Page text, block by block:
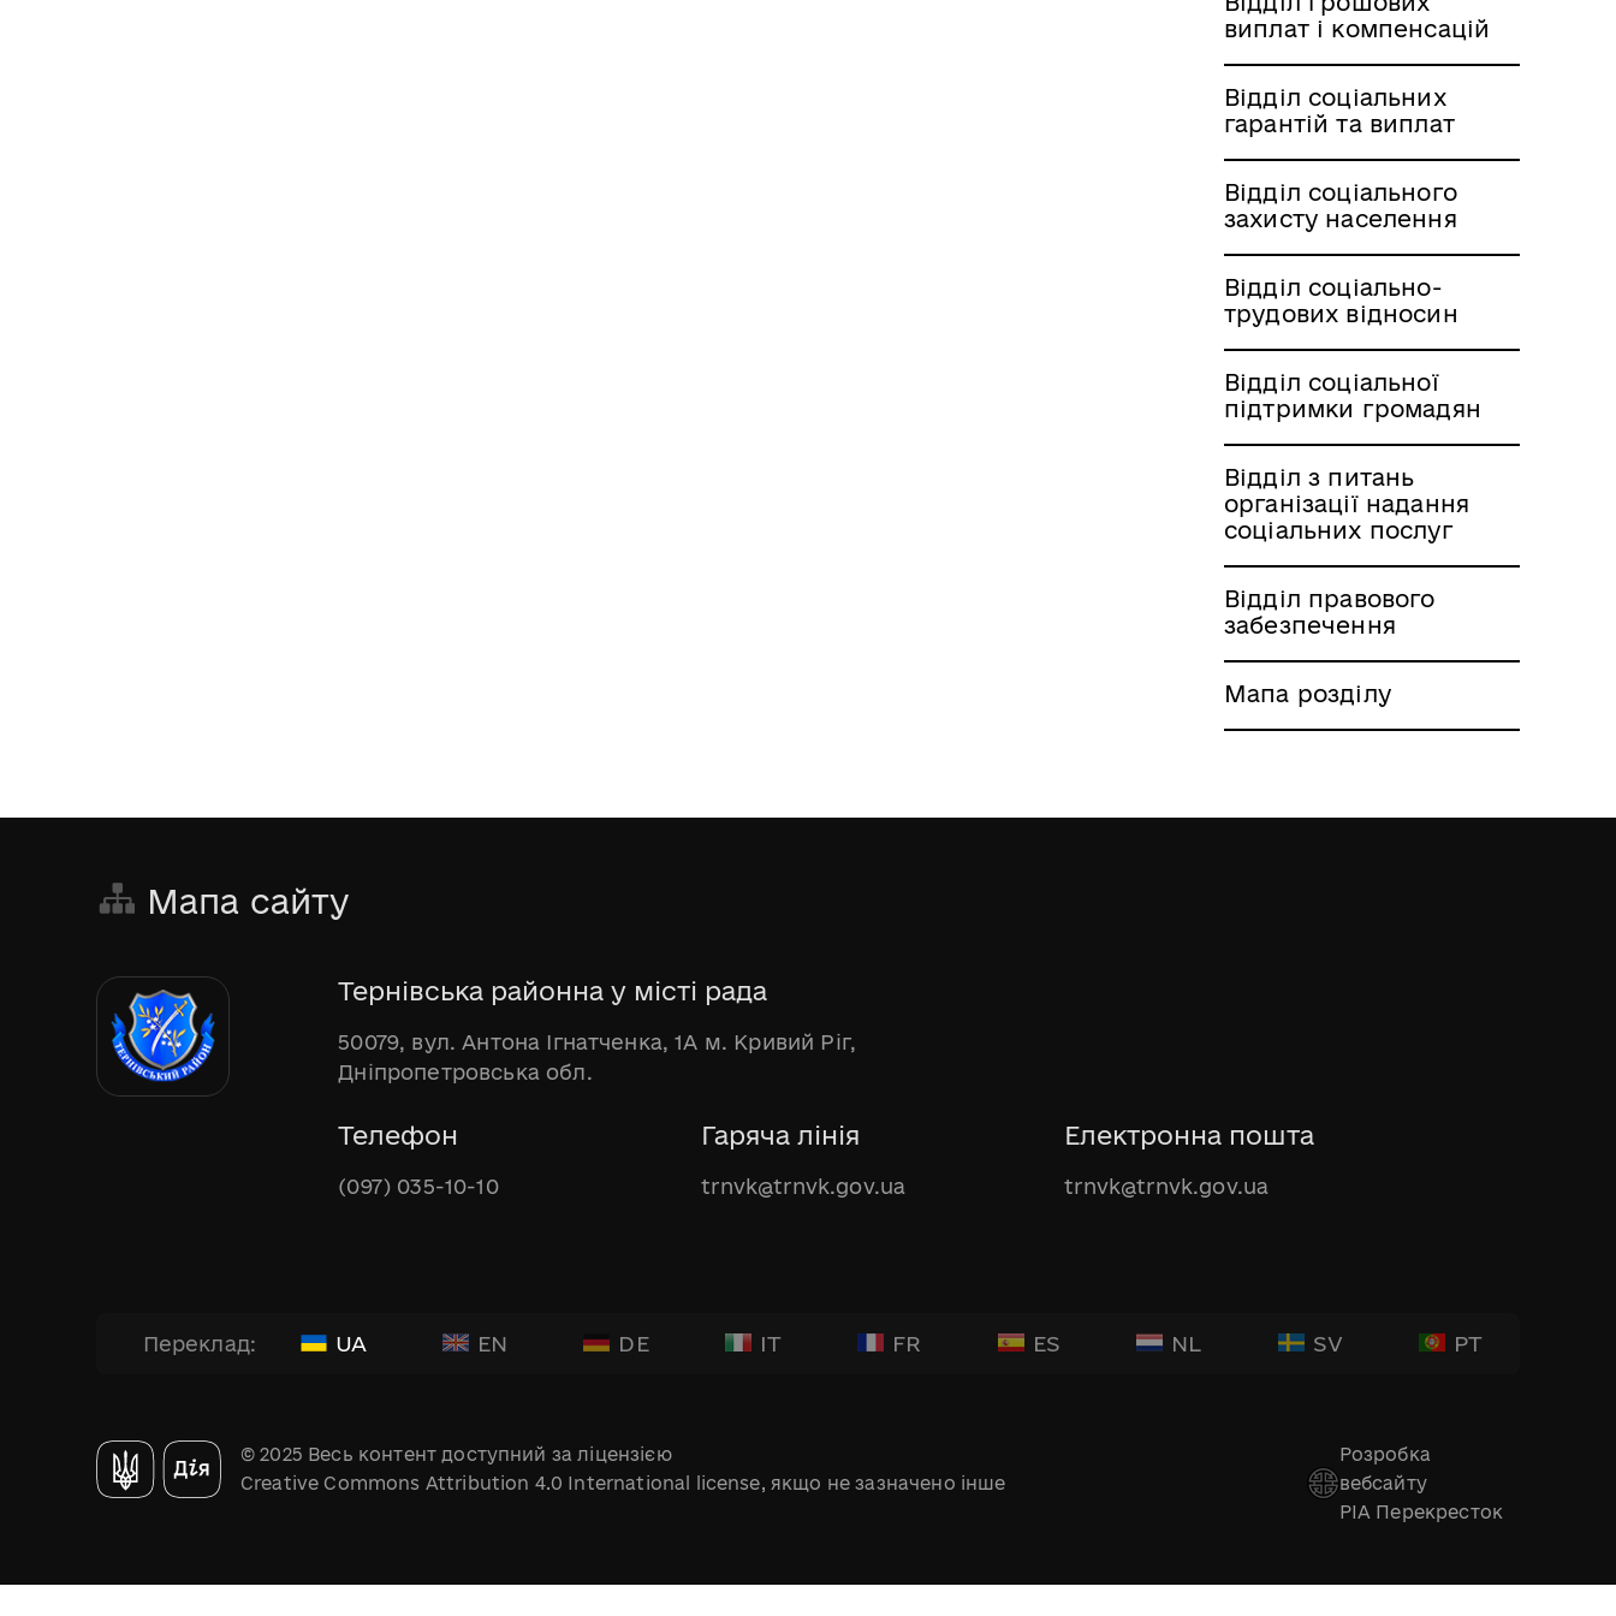
виплат і компенсацій
Відділ соціальних
гарантій та виплат
Відділ соціального
захисту населення
Відділ соціально-
трудових відносин
Відділ соціальної
підтримки громадян
Відділ з питань
організації надання
соціальних послуг
Відділ правового
забезпечення
Мапа розділу
Мапа сайту
Тернівська районна у місті рада
50079, вул. Антона Ігнатченка, 1А м. Кривий Ріг,
Дніпропетровська обл.
Телефон
(097) 035-10-10
Гаряча лінія
trnvk@trnvk.gov.ua
Електронна пошта
trnvk@trnvk.gov.ua
Переклад: UA EN DE IT FR ES NL SV PT
© 2025 Весь контент доступний за ліцензією
Creative Commons Attribution 4.0 International license, якщо не зазначено інше
Розробка
вебсайту
РІА Перекресток